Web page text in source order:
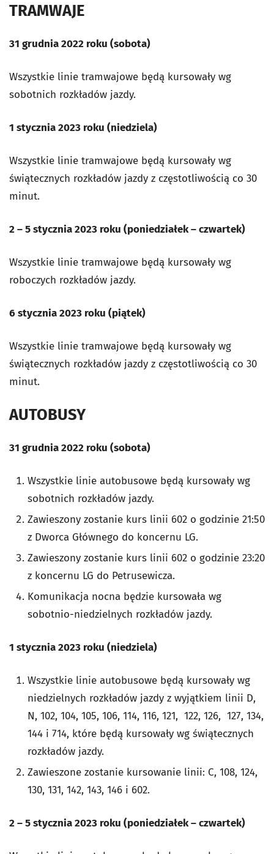
TRAMWAJE
31 grudnia 2022 roku (sobota)
Wszystkie linie tramwajowe będą kursowały wg
sobotnich rozkładów jazdy.
1 stycznia 2023 roku (niedziela)
Wszystkie linie tramwajowe będą kursowały wg
świątecznych rozkładów jazdy z częstotliwością co 30
minut.
2 – 5 stycznia 2023 roku (poniedziałek – czwartek)
Wszystkie linie tramwajowe będą kursowały wg
roboczych rozkładów jazdy.
6 stycznia 2023 roku (piątek)
Wszystkie linie tramwajowe będą kursowały wg
świątecznych rozkładów jazdy z częstotliwością co 30
minut.
AUTOBUSY
31 grudnia 2022 roku (sobota)
Wszystkie linie autobusowe będą kursowały wg
sobotnich rozkładów jazdy.
Zawieszony zostanie kurs linii 602 o godzinie 21:50
z Dworca Głównego do koncernu LG.
Zawieszony zostanie kurs linii 602 o godzinie 23:20
z koncernu LG do Petrusewicza.
Komunikacja nocna będzie kursowała wg
sobotnio-niedzielnych rozkładów jazdy.
1 stycznia 2023 roku (niedziela)
Wszystkie linie autobusowe będą kursowały wg
niedzielnych rozkładów jazdy z wyjątkiem linii D,
N, 102, 104, 105, 106, 114, 116, 121, 122, 126, 127, 134,
144 i 714, które będą kursowały wg świątecznych
rozkładów jazdy.
Zawieszone zostanie kursowanie linii: C, 108, 124,
130, 131, 142, 143, 146 i 602.
2 – 5 stycznia 2023 roku (poniedziałek – czwartek)